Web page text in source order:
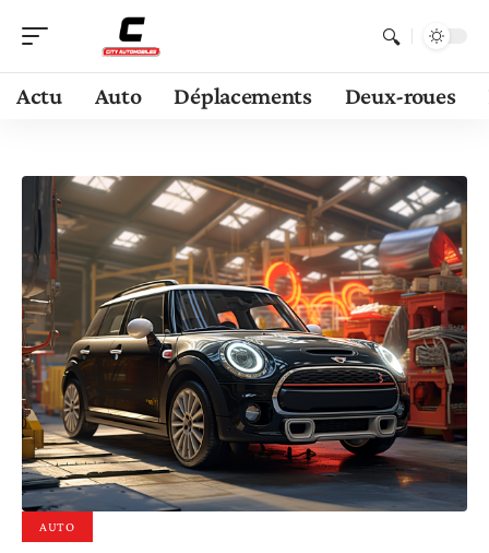
Actu Auto Déplacements Deux-roues
AUTO